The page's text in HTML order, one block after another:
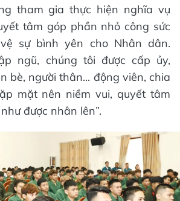
tham gia thực hiện nghĩa vụ
tâm góp phần nhỏ công sức
sự bình yên cho Nhân dân.
ngũ, chúng tôi được cấp ủy,
bè, người thân... động viên, chia
mặt nên niềm vui, quyết tâm
được nhân lên”.